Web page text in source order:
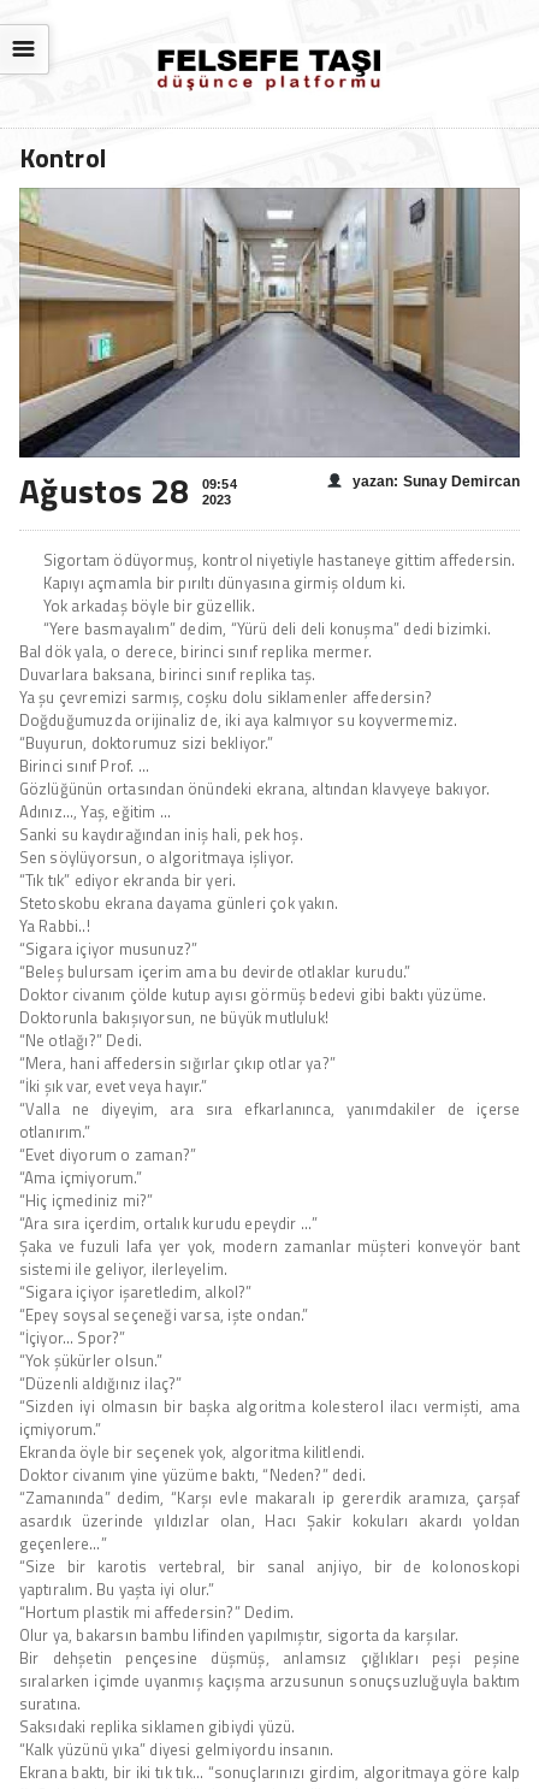
☰
Kontrol
Ağustos 28
09:54
2023
yazan: Sunay Demircan
Sigortam ödüyormuş, kontrol niyetiyle hastaneye gittim affedersin.
Kapıyı açmamla bir pırıltı dünyasına girmiş oldum ki.
Yok arkadaş böyle bir güzellik.
“Yere basmayalım” dedim, “Yürü deli deli konuşma” dedi bizimki.
Bal dök yala, o derece, birinci sınıf replika mermer.
Duvarlara baksana, birinci sınıf replika taş.
Ya şu çevremizi sarmış, coşku dolu siklamenler affedersin?
Doğduğumuzda orijinaliz de, iki aya kalmıyor su koyvermemiz.
“Buyurun, doktorumuz sizi bekliyor.”
Birinci sınıf Prof. …
Gözlüğünün ortasından önündeki ekrana, altından klavyeye bakıyor.
Adınız…, Yaş, eğitim …
Sanki su kaydırağından iniş hali, pek hoş.
Sen söylüyorsun, o algoritmaya işliyor.
“Tık tık” ediyor ekranda bir yeri.
Stetoskobu ekrana dayama günleri çok yakın.
Ya Rabbi..!
“Sigara içiyor musunuz?”
“Beleş bulursam içerim ama bu devirde otlaklar kurudu.”
Doktor civanım çölde kutup ayısı görmüş bedevi gibi baktı yüzüme.
Doktorunla bakışıyorsun, ne büyük mutluluk!
“Ne otlağı?” Dedi.
“Mera, hani affedersin sığırlar çıkıp otlar ya?”
“İki şık var, evet veya hayır.”
“Valla ne diyeyim, ara sıra efkarlanınca, yanımdakiler de içerse
otlanırım.”
“Evet diyorum o zaman?”
“Ama içmiyorum.”
“Hiç içmediniz mi?”
“Ara sıra içerdim, ortalık kurudu epeydir …”
Şaka ve fuzuli lafa yer yok, modern zamanlar müşteri konveyör bant
sistemi ile geliyor, ilerleyelim.
“Sigara içiyor işaretledim, alkol?”
“Epey soysal seçeneği varsa, işte ondan.”
“İçiyor… Spor?”
“Yok şükürler olsun.”
“Düzenli aldığınız ilaç?”
“Sizden iyi olmasın bir başka algoritma kolesterol ilacı vermişti, ama
içmiyorum.”
Ekranda öyle bir seçenek yok, algoritma kilitlendi.
Doktor civanım yine yüzüme baktı, “Neden?” dedi.
“Zamanında” dedim, “Karşı evle makaralı ip gererdik aramıza, çarşaf
asardık üzerinde yıldızlar olan, Hacı Şakir kokuları akardı yoldan
geçenlere…”
“Size bir karotis vertebral, bir sanal anjiyo, bir de kolonoskopi
yaptıralım. Bu yaşta iyi olur.”
“Hortum plastik mi affedersin?” Dedim.
Olur ya, bakarsın bambu lifinden yapılmıştır, sigorta da karşılar.
Bir dehşetin pençesine düşmüş, anlamsız çığlıkları peşi peşine
sıralarken içimde uyanmış kaçışma arzusunun sonuçsuzluğuyla baktım
suratına.
Saksıdaki replika siklamen gibiydi yüzü.
“Kalk yüzünü yıka” diyesi gelmiyordu insanın.
Ekrana baktı, bir iki tık tık… “sonuçlarınızı girdim, algoritmaya göre kalp